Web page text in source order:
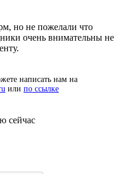
но не пожелали что
очень внимательны не
написать нам на
или по ссылке
сейчас